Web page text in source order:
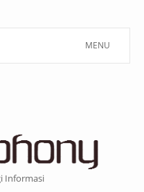
MENU
Informasi